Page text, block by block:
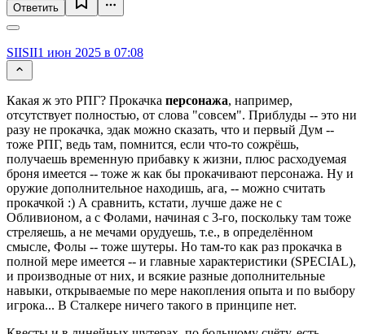
Ответить
SIISII1 июн 2025 в 07:08
Какая ж это РПГ? Прокачка персонажа, например,
отсутствует полностью, от слова "совсем". Приблуды -- это ни
разу не прокачка, эдак можно сказать, что и первый Дум --
тоже РПГ, ведь там, помнится, если что-то сожрёшь,
получаешь временную прибавку к жизни, плюс расходуемая
броня имеется -- тоже ж как бы прокачивают персонажа. Ну и
оружие дополнительное находишь, ага, -- можно считать
прокачкой :) А сравнить, кстати, лучше даже не с
Обливионом, а с Фолами, начиная с 3-го, поскольку там тоже
стреляешь, а не мечами орудуешь, т.е., в определённом
смысле, Фолы -- тоже шутеры. Но там-то как раз прокачка в
полной мере имеется -- и главные характеристики (SPECIAL),
и производные от них, и всякие разные дополнительные
навыки, открываемые по мере накопления опыта и по выбору
игрока... В Сталкере ничего такого в принципе нет.